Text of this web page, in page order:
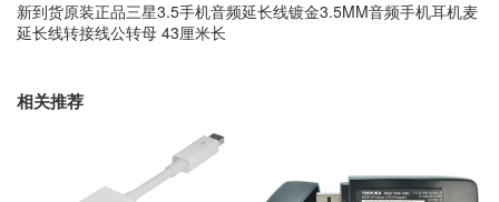
新到货原装正品三星3.5手机音频延长线镀金3.5MM音频手机耳机麦
延长线转接线公转母 43厘米长
相关推荐